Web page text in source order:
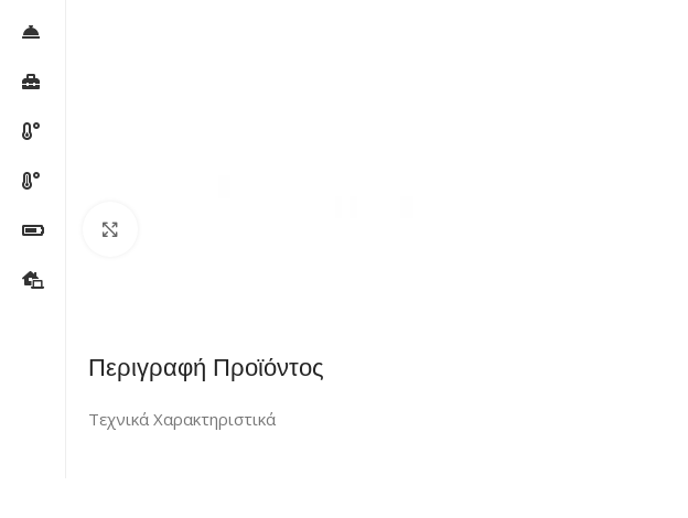
Περιγραφή Προϊόντος
Τεχνικά Χαρακτηριστικά